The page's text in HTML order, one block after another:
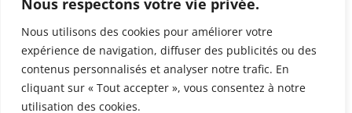
Nous respectons votre vie privée.
Nous utilisons des cookies pour améliorer votre
expérience de navigation, diffuser des publicités ou des
contenus personnalisés et analyser notre trafic. En
cliquant sur « Tout accepter », vous consentez à notre
utilisation des cookies.